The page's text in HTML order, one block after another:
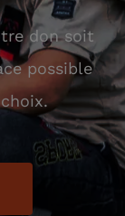
don soit
possible